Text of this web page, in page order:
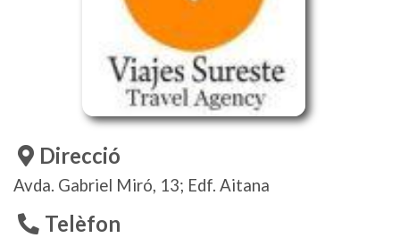
Direcció
Avda. Gabriel Miró, 13; Edf. Aitana
Telèfon